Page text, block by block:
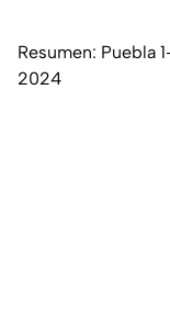
Resumen: Puebla
2024